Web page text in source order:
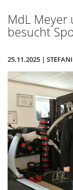
MdL Meyer
besucht
25.11.2025 |